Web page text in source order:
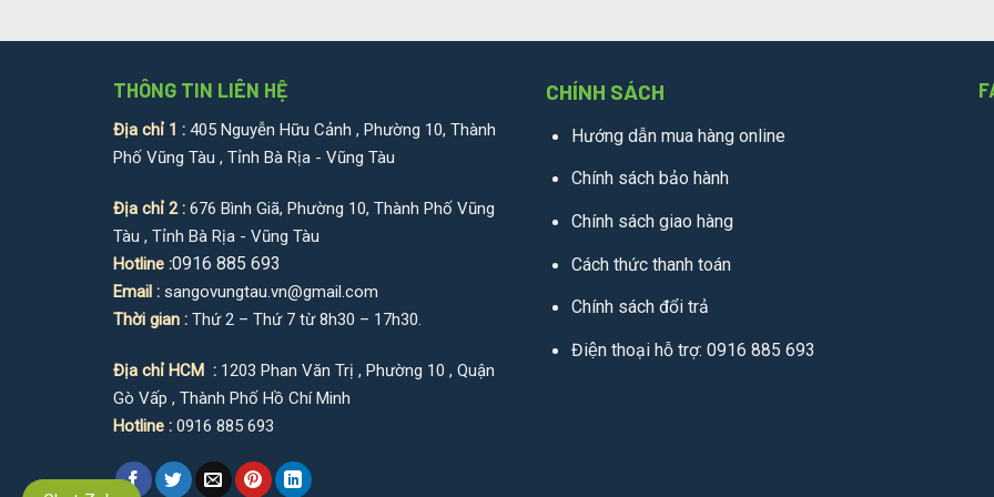
THÔNG TIN LIÊN HỆ
Địa chỉ 1 : 405 Nguyễn Hữu Cảnh , Phường 10, Thành
Phố Vũng Tàu , Tỉnh Bà Rịa - Vũng Tàu
Địa chỉ 2 : 676 Bình Giã, Phường 10, Thành Phố Vũng
Tàu , Tỉnh Bà Rịa - Vũng Tàu
Hotline :0916 885 693
Email : sangovungtau.vn@gmail.com
Thời gian : Thứ 2 – Thứ 7 từ 8h30 – 17h30.
Địa chỉ HCM : 1203 Phan Văn Trị , Phường 10 , Quận
Gò Vấp , Thành Phố Hồ Chí Minh
Hotline : 0916 885 693
CHÍNH SÁCH
Hướng dẫn mua hàng online
Chính sách bảo hành
Chính sách giao hàng
Cách thức thanh toán
Chính sách đổi trả
Điện thoại hỗ trợ: 0916 885 693